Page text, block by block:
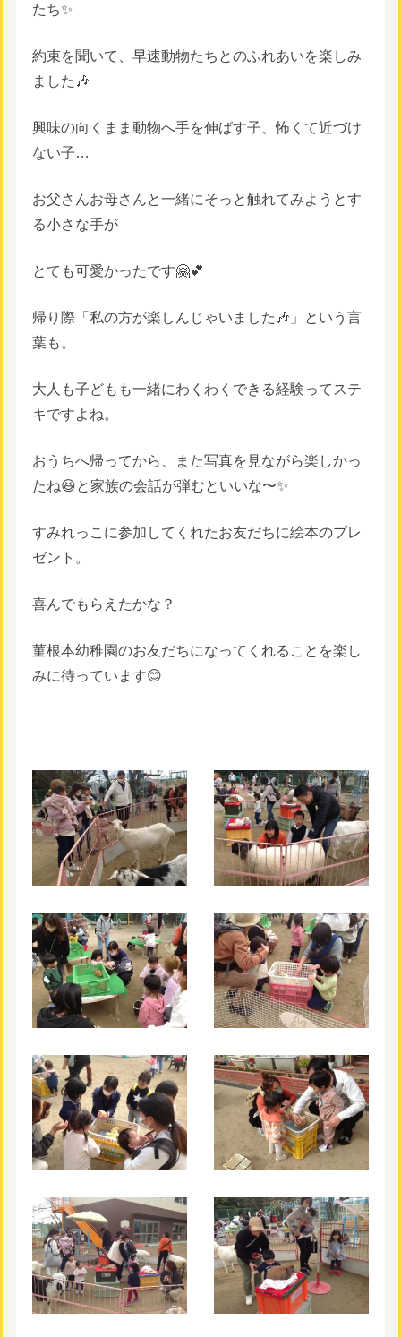
たち✨
約束を聞いて、早速動物たちとのふれあいを楽しみ
ました🎶
興味の向くまま動物へ手を伸ばす子、怖くて近づけ
ない子…
お父さんお母さんと一緒にそっと触れてみようとす
る小さな手が
とても可愛かったです🤗💕
帰り際「私の方が楽しんじゃいました🎶」という言
葉も。
大人も子どもも一緒にわくわくできる経験ってステ
キですよね。
おうちへ帰ってから、また写真を見ながら楽しかっ
たね😆と家族の会話が弾むといいな〜✨
すみれっこに参加してくれたお友だちに絵本のプレ
ゼント。
喜んでもらえたかな？
菫根本幼稚園のお友だちになってくれることを楽し
みに待っています😊